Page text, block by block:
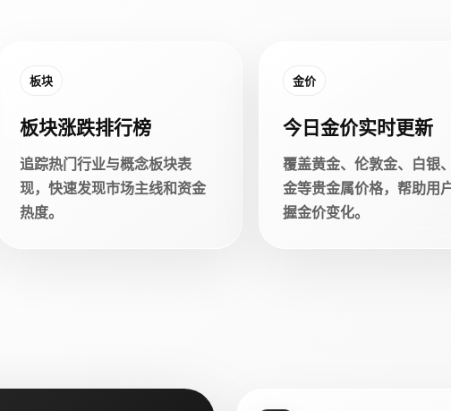
板块
板块涨跌排行榜
追踪热门行业与概念板块表
现，快速发现市场主线和资金
热度。
金价
今日金价实时更新
覆盖黄金、伦敦金、白银
金等贵金属价格，帮助用
握金价变化。